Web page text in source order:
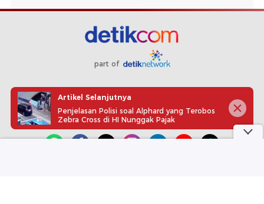
part of
Redaksi Pedoman Media Siber Karir
Kotak Pos
Info Iklan
Privacy Policy Disclaimer
Artikel Selanjutnya
Penjelasan Polisi soal Alphard yang Terobos
Zebra Cross di HI Nunggak Pajak